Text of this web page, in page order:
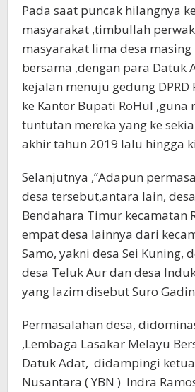
Pada saat puncak hilangnya
masyarakat ,timbullah
masyarakat lima desa masing
bersama ,dengan para Datuk
kejalan menuju gedung
ke Kantor Bupati RoHul ,guna
tuntutan mereka yang ke
akhir tahun 2019 lalu hingga
Selanjutnya ,”Adapun
desa tersebut,antara lain,
Bendahara Timur kecamatan
empat desa lainnya dari
Samo, yakni desa Sei Kuning,
desa Teluk Aur dan desa
yang lazim disebut Suro
Permasalahan desa,
,Lembaga Lasakar Melayu
Datuk Adat, didampingi ketua
Nusantara ( YBN ) Indra